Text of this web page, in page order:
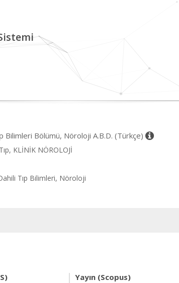
Bilimleri Bölümü, Nöroloji A.B.D. (Türkçe)
KLİNİK NÖROLOJİ
Tıp Bilimleri, Nöroloji
Yayın (Scopus)